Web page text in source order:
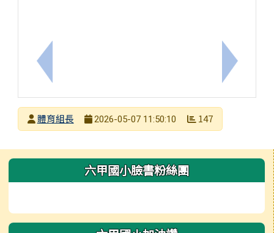
上一筆：有關臺南市115年度兒童權利公約創意圖卡
下一筆：
發布者
體育組長
2026-05-07 11:50:10 147
左邊區域內容六甲國小臉書粉絲團